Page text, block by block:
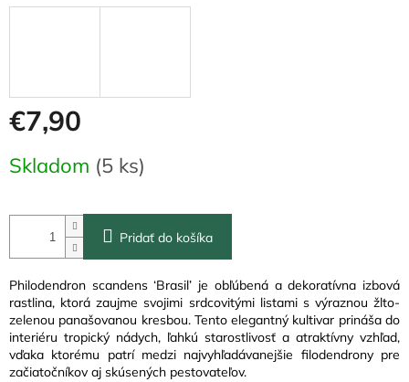
€7,90
cena:
Skladom (5 ks)
Pridať do košíka
Philodendron scandens ‘Brasil’ je obľúbená a dekoratívna izbová
rastlina, ktorá zaujme svojimi srdcovitými listami s výraznou žlto-
zelenou panašovanou kresbou. Tento elegantný kultivar prináša do
interiéru tropický nádych, ľahkú starostlivosť a atraktívny vzhľad,
vďaka ktorému patrí medzi najvyhľadávanejšie filodendrony pre
začiatočníkov aj skúsených pestovateľov.